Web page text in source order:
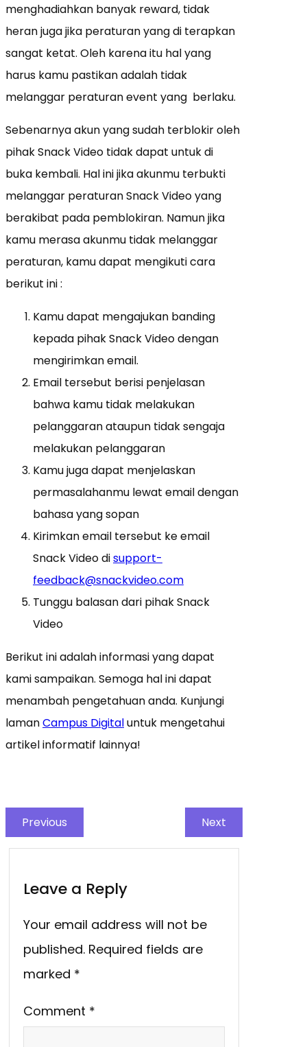
menghadiahkan banyak reward, tidak
heran juga jika peraturan yang di terapkan
sangat ketat. Oleh karena itu hal yang
harus kamu pastikan adalah tidak
melanggar peraturan event yang berlaku.
Sebenarnya akun yang sudah terblokir oleh
pihak Snack Video tidak dapat untuk di
buka kembali. Hal ini jika akunmu terbukti
melanggar peraturan Snack Video yang
berakibat pada pemblokiran. Namun jika
kamu merasa akunmu tidak melanggar
peraturan, kamu dapat mengikuti cara
berikut ini :
Kamu dapat mengajukan banding
kepada pihak Snack Video dengan
mengirimkan email.
Email tersebut berisi penjelasan
bahwa kamu tidak melakukan
pelanggaran ataupun tidak sengaja
melakukan pelanggaran
Kamu juga dapat menjelaskan
permasalahanmu lewat email dengan
bahasa yang sopan
Kirimkan email tersebut ke email
Snack Video disupport-
feedback@snackvideo.com
Tunggu balasan dari pihak Snack
Video
Berikut ini adalah informasi yang dapat
kami sampaikan. Semoga hal ini dapat
menambah pengetahuan anda. Kunjungi
lamanCampus Digitaluntuk mengetahui
artikel informatif lainnya!
Previous Next
Leave a Reply
Your email address will not be
published. Required fields are
marked *
Comment *